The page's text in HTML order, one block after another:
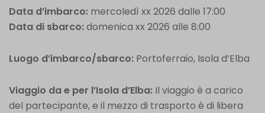
Data d’imbarco: mercoledì xx 2026 dalle 17:00
Data di sbarco:domenica xx 2026 alle 8:00
Luogo d’imbarco/sbarco: Portoferraio, Isola d’Elba
Viaggio da e per l’Isola d’Elba: Il viaggio è a carico
del partecipante, e il mezzo di trasporto è di libera